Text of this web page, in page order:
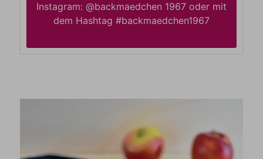
Instagram: @backmaedchen 1967 oder mit
dem Hashtag #backmaedchen1967